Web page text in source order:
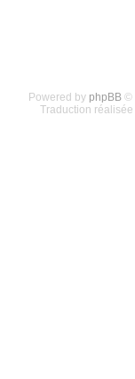
Powered by phpBB©
Traduction